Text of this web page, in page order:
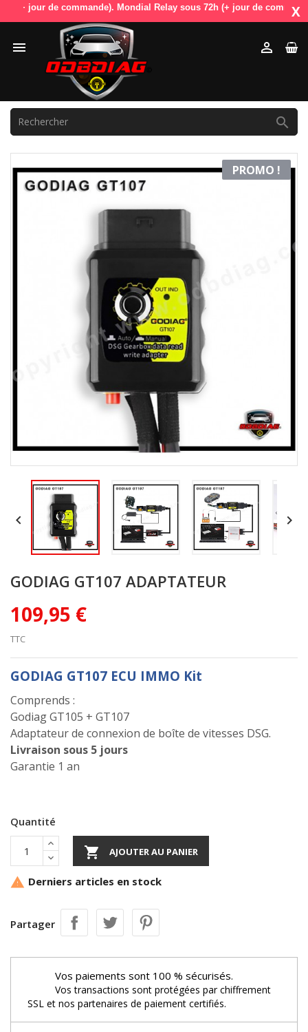
jour de commande). Mondial Relay sous 72h (+ jour de X
 

PROMO !
 
GODIAG GT107 ADAPTATEUR
109,95 €
TTC
GODIAG GT107 ECU IMMO Kit
Comprends :
Godiag GT105 + GT107
Adaptateur de connexion de boîte de vitesses DSG.
Livraison sous 5 jours
Garantie 1 an
Quantité
 AJOUTER AU PANIER
 Derniers articles en stock
Partager
Vos paiements sont 100 % sécurisés.
Vos transactions sont protégées par chiffrement
SSL et nos partenaires de paiement certifiés.